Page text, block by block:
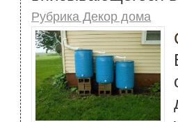
Рубрика Декор дома